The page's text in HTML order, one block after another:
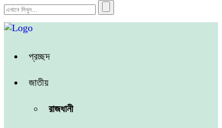
প্রচ্ছদ
জাতীয়
রাজধানী